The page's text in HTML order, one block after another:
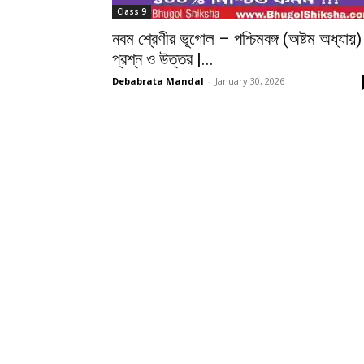
Class 9
নবম শ্রেণীর ভূগোল – পশ্চিমবঙ্গ (অষ্টম অধ্যায়)
প্রশ্ন ও উত্তর |...
Debabrata Mandal - January 30, 2026